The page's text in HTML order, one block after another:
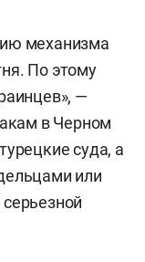
механизма
По этому
—
в Черном
суда, а
или